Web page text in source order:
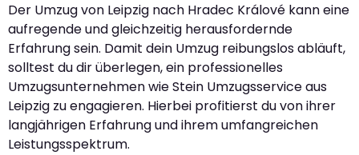
Der Umzug von Leipzig nach Hradec Králové kann eine
aufregende und gleichzeitig herausfordernde
Erfahrung sein. Damit dein Umzug reibungslos abläuft,
solltest du dir überlegen, ein professionelles
Umzugsunternehmen wie Stein Umzugsservice aus
Leipzig zu engagieren. Hierbei profitierst du von ihrer
langjährigen Erfahrung und ihrem umfangreichen
Leistungsspektrum.